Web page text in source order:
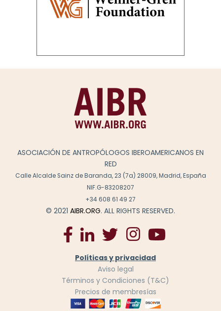
ASOCIACIÓN DE ANTROPÓLOGOS IBEROAMERICANOS EN
RED
Calle Alcalde Sainz de Baranda, 23 (7a) 28009, Madrid, España
NIF.G-83208207
+34 608 61 49 27
© 2021 AIBR.ORG. ALL RIGHTS RESERVED.
Políticas y privacidad
Aviso legal
Términos y Condiciones (T&C)
Precios de membresías